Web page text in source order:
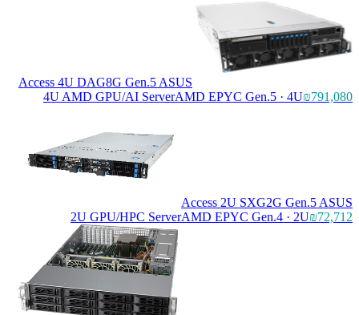
Access 4U DAG8G Gen.5 ASUS
4U AMD GPU/AI ServerAMD EPYC Gen.5 · 4U₪791,080
Access 2U SXG2G Gen.5 ASUS
2U GPU/HPC ServerAMD EPYC Gen.4 · 2U₪72,712